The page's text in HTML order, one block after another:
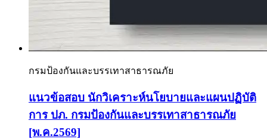
กรมป้องกันและบรรเทาสาธารณภัย
แนวข้อสอบ นักวิเคราะห์นโยบายและแผนปฏิบัติ
การ ปภ. กรมป้องกันและบรรเทาสาธารณภัย
[พ.ค.2569]